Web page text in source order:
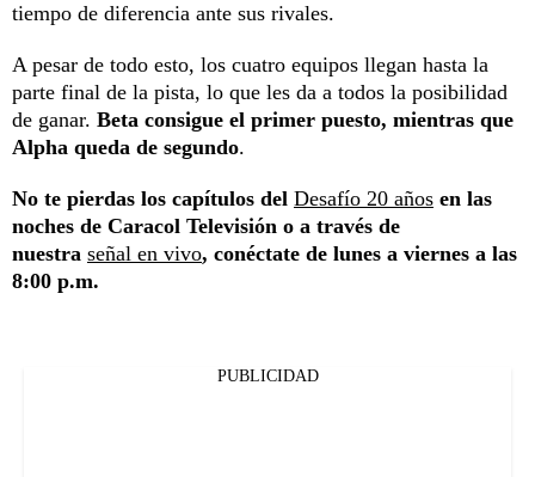
tiempo de diferencia ante sus rivales.
A pesar de todo esto, los cuatro equipos llegan hasta la
parte final de la pista, lo que les da a todos la posibilidad
de ganar. Beta consigue el primer puesto, mientras que
Alpha queda de segundo.
No te pierdas los capítulos del Desafío 20 años en las
noches de Caracol Televisión o a través de
nuestra señal en vivo, conéctate de lunes a viernes a las
8:00 p.m.
PUBLICIDAD